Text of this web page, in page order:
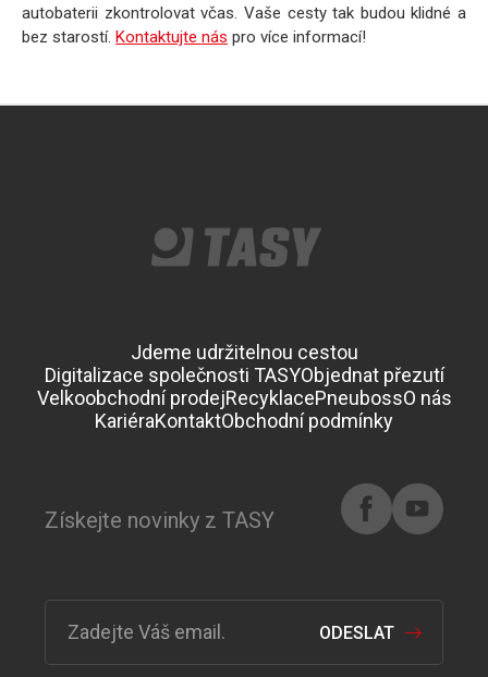
autobaterii zkontrolovat včas. Vaše cesty tak budou klidné a
bez starostí. Kontaktujte nás pro více informací!
Jdeme udržitelnou cestou
Digitalizace společnosti TASYObjednat přezutí
Velkoobchodní prodejRecyklacePneubossO nás
KariéraKontaktObchodní podmínky
Získejte novinky z TASY
ODESLAT